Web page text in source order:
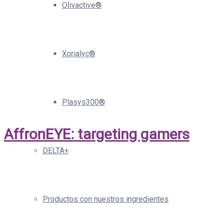
Olivactive®
Xorialyc®
Plasys300®
DELTA+
Productos con nuestros ingredientes
AffronEYE: targeting gamers